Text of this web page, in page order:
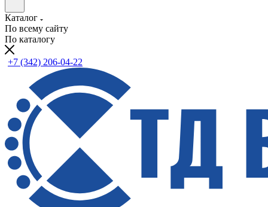
Каталог
По всему сайту
По каталогу
+7 (342) 206-04-22